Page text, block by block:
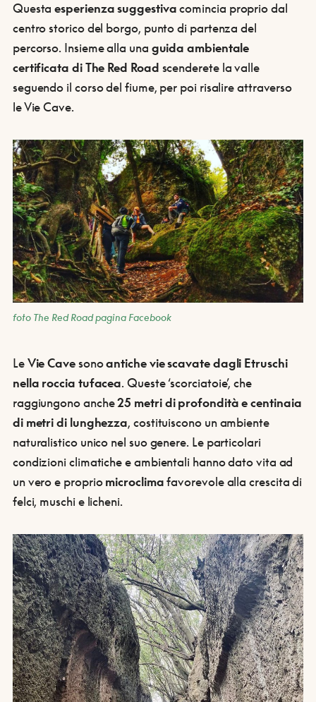
Questaesperienza suggestivacomincia proprio dal
centro storico del borgo, punto di partenza del
percorso. Insieme alla una guida ambientale
certificata di The Red Road scenderete la valle
seguendo il corso del fiume, per poi risalire attraverso
le Vie Cave.
foto The Red Road pagina Facebook
LeVie Cavesonoantiche vie scavate dagli Etruschi
nella roccia tufacea. Queste ‘scorciatoie’, che
raggiungono anche25 metri di profondità e centinaia
di metri di lunghezza, costituiscono un ambiente
naturalistico unico nel suo genere. Le particolari
condizioni climatiche e ambientali hanno dato vita ad
un vero e propriomicroclimafavorevole alla crescita di
felci, muschi e licheni.